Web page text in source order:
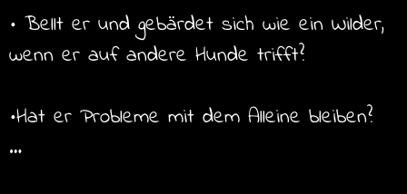
• Bellt er und gebärdet sich wie ein Wilder,
wenn er auf andere Hunde trifft?
•Hat er Probleme mit dem Alleine bleiben?
…